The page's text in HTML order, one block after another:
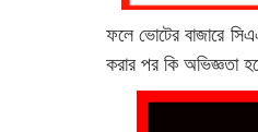
ফলে ভোটের বাজারে
করার পর কি অভিজ্ঞতা